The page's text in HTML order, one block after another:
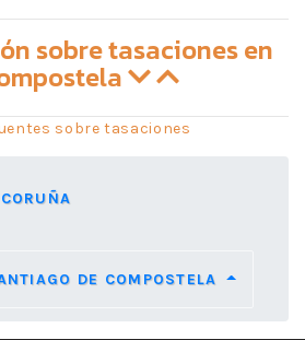
sobre tasaciones en
sobre tasaciones
DE COMPOSTELA